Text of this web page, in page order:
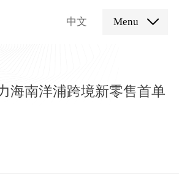
中文 Menu
海南洋浦跨境新零售首单